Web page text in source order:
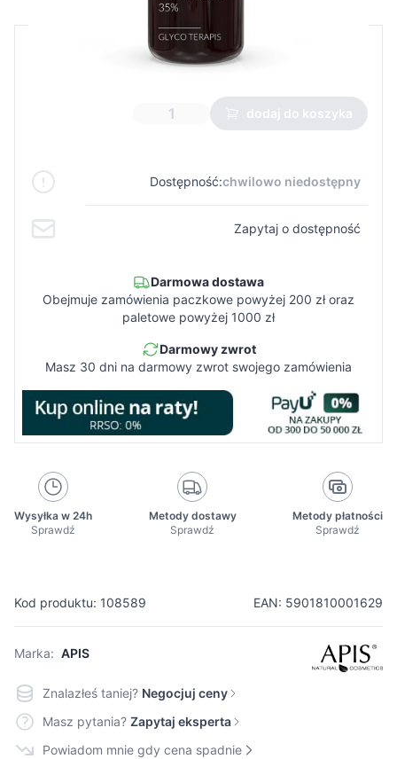
Kod produktu: 108589 EAN: 5901810001629
Marka: APIS
Cena B2B
dodaj do koszyka
Dostępność:chwilowo niedostępny
Zapytaj o dostępność
Darmowa dostawa
Obejmuje zamówienia paczkowe powyżej 200 zł oraz
paletowe powyżej 1000 zł
Darmowy zwrot
Masz 30 dni na darmowy zwrot swojego zamówienia
Wysyłka w 24h
Sprawdź
Metody dostawy
Sprawdź
Metody płatności
Sprawdź
Znalazłeś taniej? Negocjuj ceny
Masz pytania? Zapytaj eksperta
Powiadom mnie gdy cena spadnie